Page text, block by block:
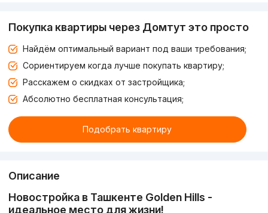
Покупка квартиры через Домтут это просто
Найдём оптимальный вариант под ваши требования;
Сориентируем когда лучше покупать квартиру;
Расскажем о скидках от застройщика;
Абсолютно бесплатная консультация;
Подобрать квартиру
Описание
Новостройка в Ташкенте Golden Hills -
идеальное место для жизни!